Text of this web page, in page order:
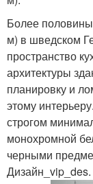
Более
м) в шведском
пространство
архитектуры
планировку и
этому
строгом
монохромной
черными
Дизайн_vip_des.